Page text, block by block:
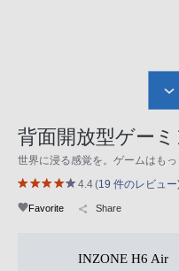
背面開放型ゲー
世界に浸る感覚を。ゲームはも
4.4(19 件のレビュー
Favorite Share
INZONE H6 Air